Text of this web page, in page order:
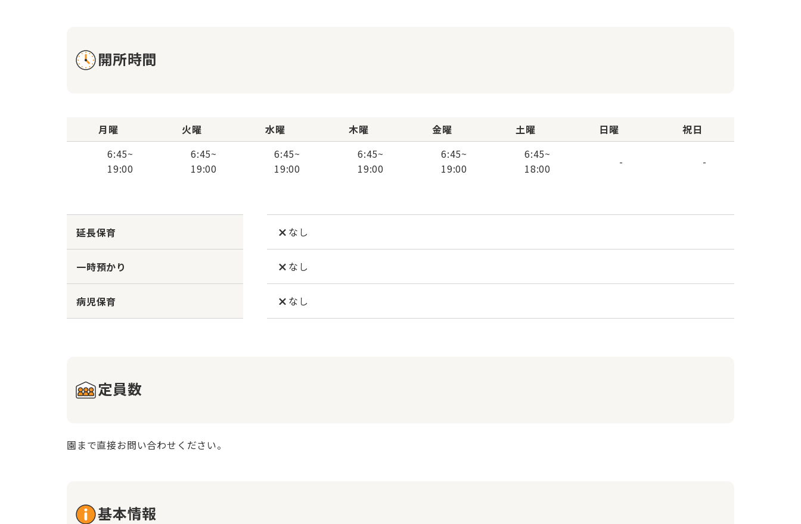
開所時間
月曜
6:45~
19:00
火曜
6:45~
19:00
水曜
6:45~
19:00
木曜
6:45~
19:00
金曜
6:45~
19:00
土曜
6:45~
18:00
日曜
-
祝日
-
延長保育 なし
一時預かり なし
病児保育 なし
定員数
園まで直接お問い合わせください。
基本情報